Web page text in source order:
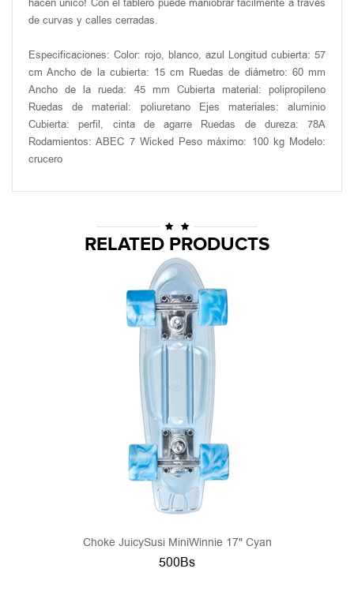
de curvas y calles cerradas.
Especificaciones: Color: rojo, blanco, azul Longitud cubierta: 57
cm Ancho de la cubierta: 15 cm Ruedas de diámetro: 60 mm
Ancho de la rueda: 45 mm Cubierta material: polipropileno
Ruedas de material: poliuretano Ejes materiales: aluminio
Cubierta: perfil, cinta de agarre Ruedas de dureza: 78A
Rodamientos: ABEC 7 Wicked Peso máximo: 100 kg Modelo:
crucero
RELATED PRODUCTS
Choke JuicySusi MiniWinnie 17" Cyan
500Bs